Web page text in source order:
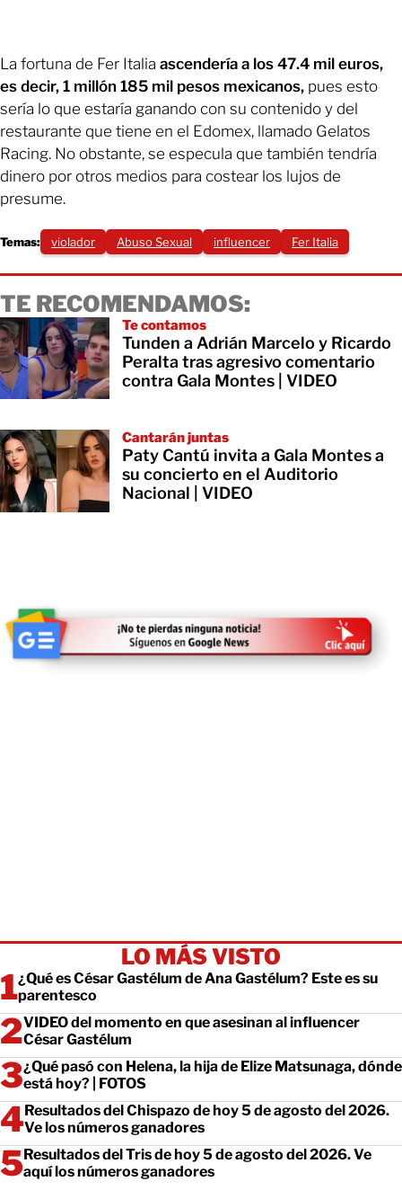
La fortuna de Fer Italia ascendería a los 47.4 mil euros,
es decir, 1 millón 185 mil pesos mexicanos, pues esto
sería lo que estaría ganando con su contenido y del
restaurante que tiene en el Edomex, llamado Gelatos
Racing. No obstante, se especula que también tendría
dinero por otros medios para costear los lujos de
presume.
Temas: violador Abuso Sexual influencer Fer Italia
TE RECOMENDAMOS:
Te contamos
Tunden a Adrián Marcelo y Ricardo
Peralta tras agresivo comentario
contra Gala Montes | VIDEO
Cantarán juntas
Paty Cantú invita a Gala Montes a
su concierto en el Auditorio
Nacional | VIDEO
LO MÁS VISTO
¿Qué es César Gastélum de Ana Gastélum? Este es su
parentesco
VIDEO del momento en que asesinan al influencer
César Gastélum
¿Qué pasó con Helena, la hija de Elize Matsunaga, dónde
está hoy? | FOTOS
Resultados del Chispazo de hoy 5 de agosto del 2026.
Ve los números ganadores
Resultados del Tris de hoy 5 de agosto del 2026. Ve
aquí los números ganadores